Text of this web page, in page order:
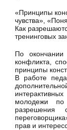
«Принципы
чувства»,
Как
тренинговых
По окончании
конфликта,
принципы
В работе
молодежи по
разрешения
прав и